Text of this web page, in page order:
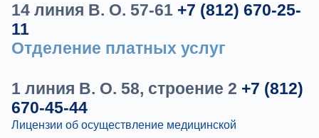
14 линия В. О. 57-61 +7 (812) 670-25-
11
Отделение платных услуг
1 линия В. О. 58, строение 2 +7 (812)
670-45-44
Лицензии об осуществление медицинской